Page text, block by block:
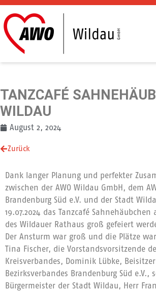
Zum Inhalt springen
TANZCAFÉ
WILDAU
August 2, 2024
Zurück
Dank langer Planung und perfekter
zwischen der AWO Wildau GmbH, dem
Brandenburg Süd e.V. und der Stadt
19.07.2024 das Tanzcafé
des Wildauer Rathaus groß gefeiert
Der Ansturm war groß und die Plätze
Tina Fischer, die Vorstandsvorsitzende
Kreisverbandes, Dominik Lübke, Beisitzer
Bezirksverbandes Brandenburg Süd e.V.,
Bürgermeister der Stadt Wildau, Herr